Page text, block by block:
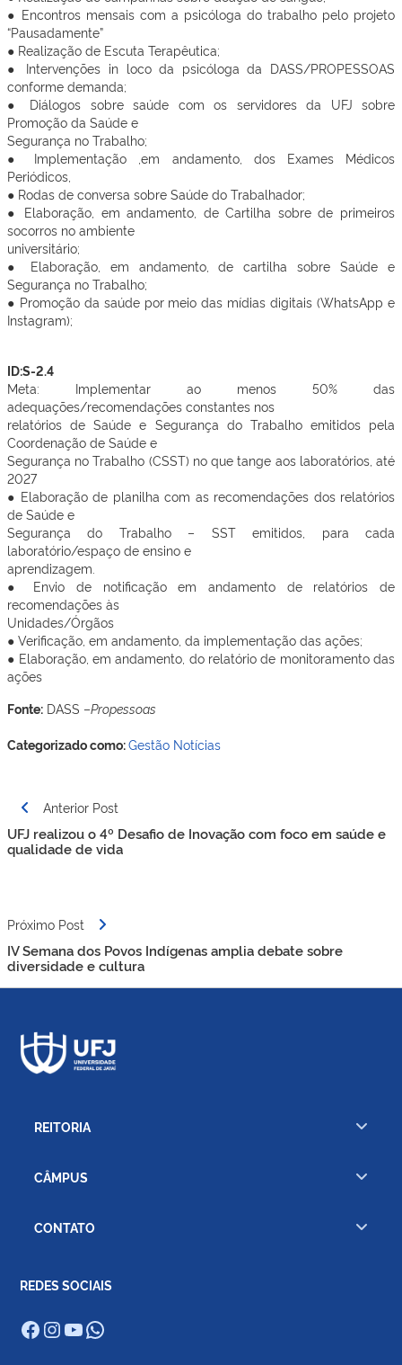
● Encontros mensais com a psicóloga do trabalho pelo projeto
“Pausadamente”
● Realização de Escuta Terapêutica;
● Intervenções in loco da psicóloga da DASS/PROPESSOAS
conforme demanda;
● Diálogos sobre saúde com os servidores da UFJ sobre
Promoção da Saúde e
Segurança no Trabalho;
● Implementação ,em andamento, dos Exames Médicos
Periódicos,
● Rodas de conversa sobre Saúde do Trabalhador;
● Elaboração, em andamento, de Cartilha sobre de primeiros
socorros no ambiente
universitário;
● Elaboração, em andamento, de cartilha sobre Saúde e
Segurança no Trabalho;
● Promoção da saúde por meio das mídias digitais (WhatsApp e
Instagram);
ID:S-2.4
Meta: Implementar ao menos 50% das
adequações/recomendações constantes nos
relatórios de Saúde e Segurança do Trabalho emitidos pela
Coordenação de Saúde e
Segurança no Trabalho (CSST) no que tange aos laboratórios, até
2027
● Elaboração de planilha com as recomendações dos relatórios
de Saúde e
Segurança do Trabalho – SST emitidos, para cada
laboratório/espaço de ensino e
aprendizagem.
● Envio de notificação em andamento de relatórios de
recomendações às
Unidades/Órgãos
● Verificação, em andamento, da implementação das ações;
● Elaboração, em andamento, do relatório de monitoramento das
ações
Fonte: DASS –Propessoas
Categorizado como:Gestão Notícias
Navegação
de
Post
Anterior Post
UFJ realizou o 4º Desafio de Inovação com foco em saúde e
qualidade de vida
Próximo Post
IV Semana dos Povos Indígenas amplia debate sobre
diversidade e cultura
REITORIA
CÂMPUS
CONTATO
REDES SOCIAIS
Facebook
Instagram
Youtube
WhatsApp